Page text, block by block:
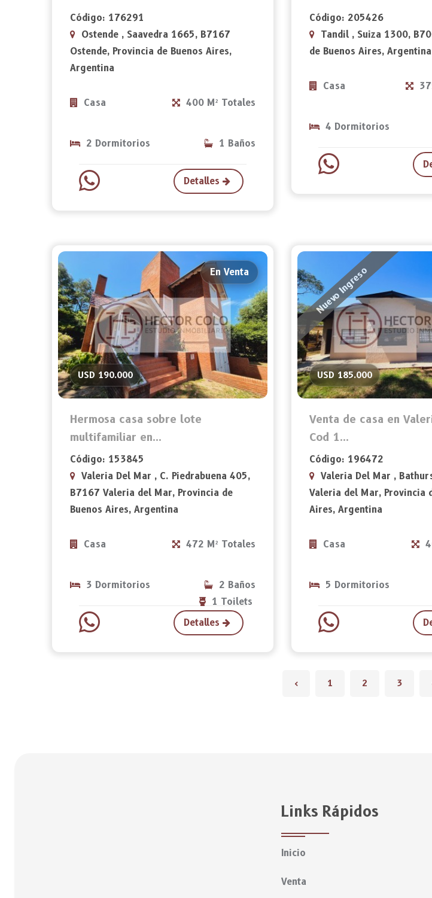
Código: 176291
Ostende , Saavedra 1665, B7167
Ostende, Provincia de Buenos Aires,
Argentina
Casa 400 M² Totales
2 Dormitorios 1 Baños
Detalles
Código: 205426
Tandil , Suiza 1300,
de Buenos Aires, Argentina
Casa
4 Dormitorios
En Venta
USD 190.000
Hermosa casa sobre lote
multifamiliar en...
Código: 153845
Valeria Del Mar , C. Piedrabuena 405,
B7167 Valeria del Mar, Provincia de
Buenos Aires, Argentina
Casa 472 M² Totales
3 Dormitorios
2 Baños
1 Toilets
Detalles
Nuevo Ingreso
USD 185.000
Venta de casa en
Cod 1...
Código: 196472
Valeria Del Mar ,
Valeria del Mar, Provincia
Aires, Argentina
Casa
5 Dormitorios
‹ 1 2 3
Links Rápidos
Inicio
Venta